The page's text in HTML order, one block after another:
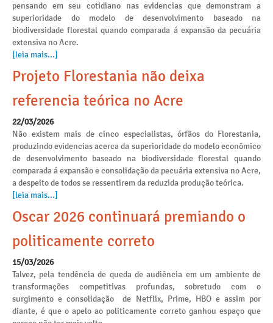
pensando em seu cotidiano nas evidencias que demonstram a
superioridade do modelo de desenvolvimento baseado na
biodiversidade florestal quando comparada á expansão da pecuária
extensiva no Acre.
[leia mais...]
Projeto Florestania não deixa
referencia teórica no Acre
22/03/2026
Não existem mais de cinco especialistas, órfãos do Florestania,
produzindo evidencias acerca da superioridade do modelo econômico
de desenvolvimento baseado na biodiversidade florestal quando
comparada á expansão e consolidação da pecuária extensiva no Acre,
a despeito de todos se ressentirem da reduzida produção teórica.
[leia mais...]
Oscar 2026 continuará premiando o
politicamente correto
15/03/2026
Talvez, pela tendência de queda de audiência em um ambiente de
transformações competitivas profundas, sobretudo com o
surgimento e consolidação de Netflix, Prime, HBO e assim por
diante, é que o apelo ao politicamente correto ganhou espaço que